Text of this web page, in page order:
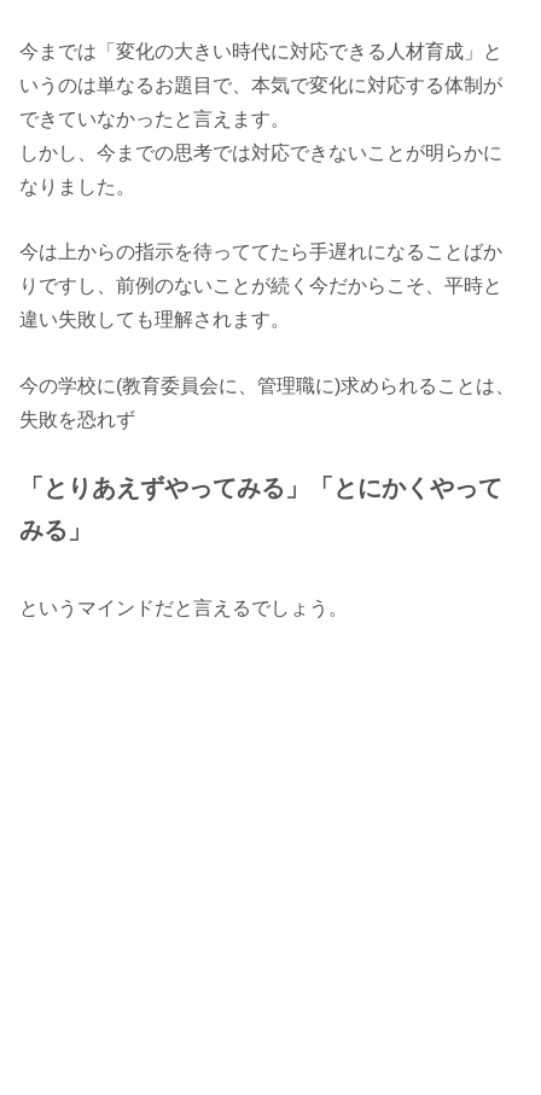
今までは「変化の大きい時代に対応できる人材育成」と
いうのは単なるお題目で、本気で変化に対応する体制が
できていなかったと言えます。
しかし、今までの思考では対応できないことが明らかに
なりました。
今は上からの指示を待っててたら手遅れになることばか
りですし、前例のないことが続く今だからこそ、平時と
違い失敗しても理解されます。
今の学校に(教育委員会に、管理職に)求められることは、
失敗を恐れず
「とりあえずやってみる」「とにかくやって
みる」
というマインドだと言えるでしょう。